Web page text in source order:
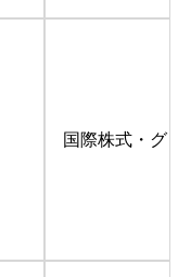
国際株式・グ